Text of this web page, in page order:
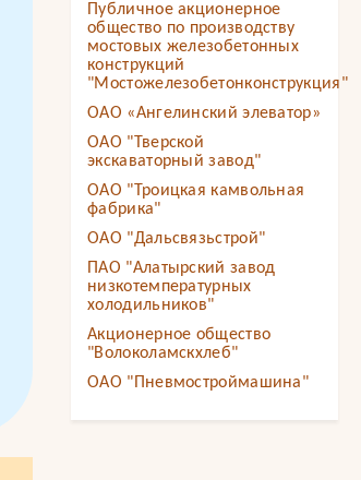
Публичное акционерное
общество по производству
мостовых железобетонных
конструкций
"Мостожелезобетонконструкция"
ОАО «Ангелинский элеватор»
ОАО "Тверской
экскаваторный завод"
ОАО "Троицкая камвольная
фабрика"
ОАО "Дальсвязьстрой"
ПАО "Алатырский завод
низкотемпературных
холодильников"
Акционерное общество
"Волоколамскхлеб"
ОАО "Пневмостроймашина"